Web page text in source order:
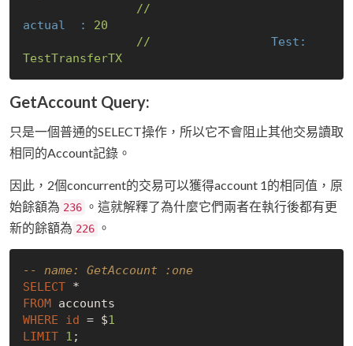
//
actual  :
20
//
Test:
TestTransferTX
GetAccount Query:
只是一個普通的SELECT操作，所以它不會阻止其他交易讀取
相同的Account記錄。
因此，2個concurrent的交易可以獲得account 1的相同值，原
始餘額為 236 。這就解釋了為什麼它們兩者在執行後都有更
新的餘額為 226 。
-- name: GetAccount :one
SELECT
FROM
WHERE
id = $1
LIMIT 1